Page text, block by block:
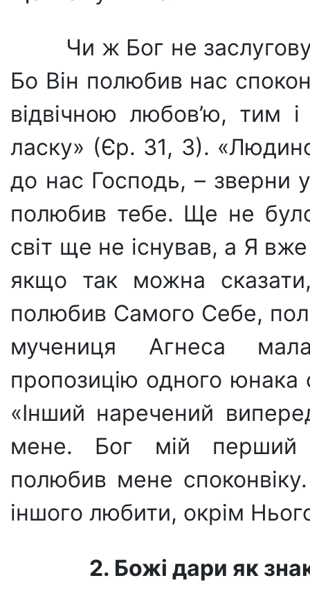
Чи ж Бог не
Бо Він полюбив нас
від­вічною любов’ю, тим
ласку» (Єр. 31, 3).
до нас Господь, –
полюбив тебе. Ще не було
світ ще не існував, а Я
якщо так можна
полюбив Са­мого Себе,
мучениця Агнеса
пропозицію одного юнака
«Інший на­речений
мене. Бог мій
полюбив мене
іншого лю­бити, окрім
2. Божі дари як